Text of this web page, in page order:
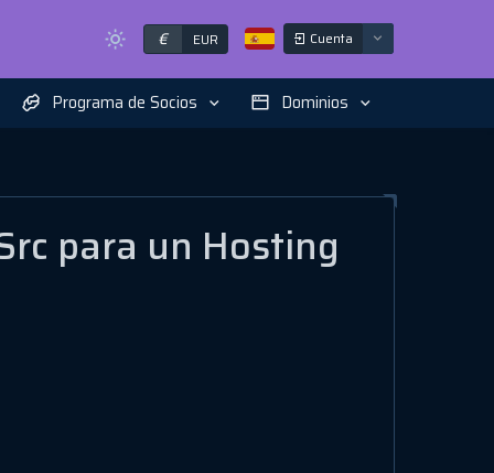
€ EUR Cuenta
Programa de Socios Dominios
para un Hosting